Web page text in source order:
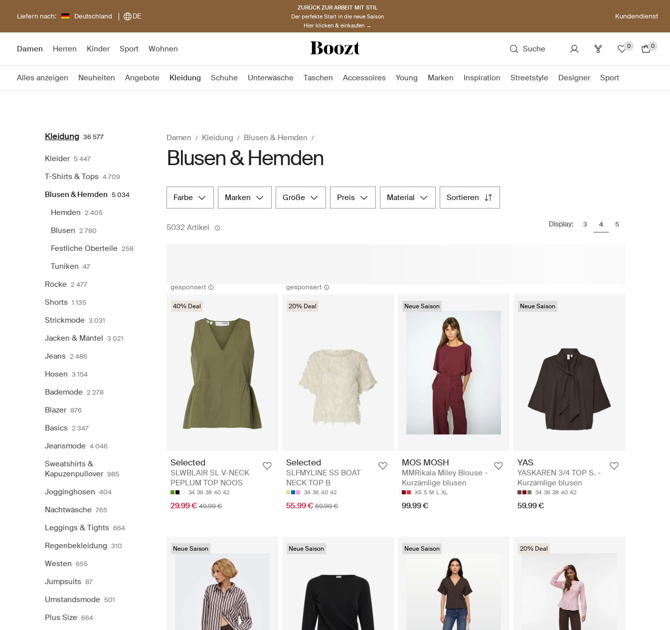
Liefern nach: Deutschland DE
ZURÜCK ZUR ARBEIT MIT STIL
Der perfekte Start in die neue Saison
Hier klicken & einkaufen →
Kundendienst
Damen Herren Kinder Sport Wohnen Suche 0 0
Alles anzeigen Neuheiten Angebote Kleidung Schuhe Unterwäsche Taschen Accessoires Young Marken Inspiration Streetstyle Designer Sport
Kleidung 36 577
Kleider 5 447
T-Shirts & Tops 4 709
Blusen & Hemden 5 034
Hemden 2 405
Blusen 2 780
Festliche Oberteile 258
Tuniken 47
Röcke 2 477
Shorts 1 135
Strickmode 3 031
Jacken & Mäntel 3 021
Jeans 2 486
Hosen 3 154
Bademode 2 278
Blazer 876
Basics 2 347
Jeansmode 4 046
Sweatshirts &
Kapuzenpullover 985
Jogginghosen 404
Nachtwäsche 765
Leggings & Tights 664
Regenbekleidung 310
Westen 655
Jumpsuits 87
Umstandsmode 501
Plus Size 664
Damen Kleidung Blusen & Hemden
Blusen & Hemden
farbe marken größe preis material sortieren
5032 Artikel Display: 3 4 5
gesponsert
40% Deal
Selected
SLWBLAIR SL V-NECK
PEPLUM TOP NOOS
34 36 38 40 42
29.99 € 49.99 €
gesponsert
20% Deal
Selected
SLFMYLINE SS BOAT
NECK TOP B
34 36 40 42
55.99 € 69.99 €
Neue Saison
MOS MOSH
MMRikala Miley Blouse -
Kurzämlige blusen
XS S M L XL
99.99 €
Neue Saison
YAS
YASKAREN 3/4 TOP S. -
Kurzämlige blusen
34 36 38 40 42
59.99 €
Neue Saison Neue Saison Neue Saison 20% Deal